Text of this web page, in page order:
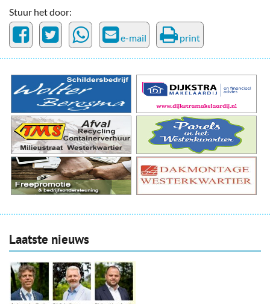
Stuur het door:
e-mail print
Laatste nieuws